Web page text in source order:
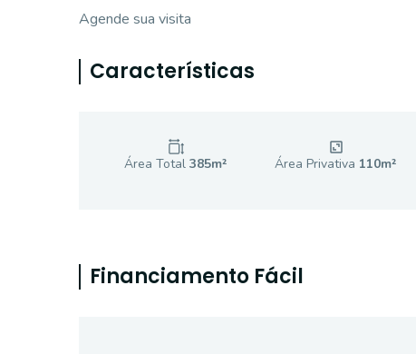
Agende sua visita
Características
Área Total 385m² Área Privativa 110m²
Financiamento Fácil